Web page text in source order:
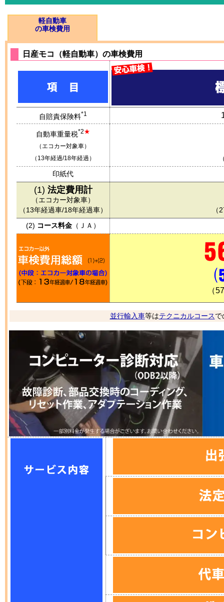
軽自動車
の車検費用
日産モコ（軽自動車）の車検費用
自賠責保険料*1
自動車重量税*2★
（エコカー対象車）
（13年経過/18年経過）
印紙代
(1) 法定費用計
（エコカー対象車）
（13年経過車/18年経過車）
（
(2) コース料金 （ ＪＡ ）
（
並行輸入車等はテクニカルコースで